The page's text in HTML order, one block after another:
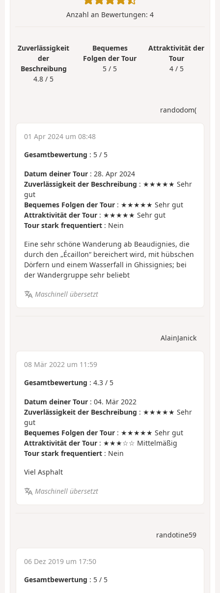
Anzahl an Bewertungen: 4
Zuverlässigkeit
der
Beschreibung
4.8 / 5
Bequemes
Folgen der Tour
5 / 5
Attraktivität der
Tour
4 / 5
randodom(
01 Apr 2024 um 08:48
Gesamtbewertung : 5 / 5
Datum deiner Tour : 28. Apr 2024
Zuverlässigkeit der Beschreibung : ★★★★★ Sehr
gut
Bequemes Folgen der Tour : ★★★★★ Sehr gut
Attraktivität der Tour : ★★★★★ Sehr gut
Tour stark frequentiert : Nein
Eine sehr schöne Wanderung ab Beaudignies, die
durch den „Écaillon“ bereichert wird, mit hübschen
Dörfern und einem Wasserfall in Ghissignies; bei
der Wandergruppe sehr beliebt
Maschinell übersetzt
AlainJanick
08 Mär 2022 um 11:59
Gesamtbewertung : 4.3 / 5
Datum deiner Tour : 04. Mär 2022
Zuverlässigkeit der Beschreibung : ★★★★★ Sehr
gut
Bequemes Folgen der Tour : ★★★★★ Sehr gut
Attraktivität der Tour : ★★★☆☆ Mittelmäßig
Tour stark frequentiert : Nein
Viel Asphalt
Maschinell übersetzt
randotine59
06 Dez 2019 um 17:50
Gesamtbewertung : 5 / 5